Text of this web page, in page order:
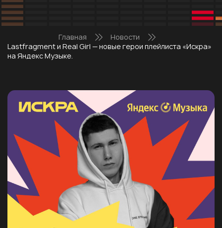
Главная
Новости
Lastfragment и Real Girl — новые герои плейлиста «Искра»
на Яндекс Музыке.